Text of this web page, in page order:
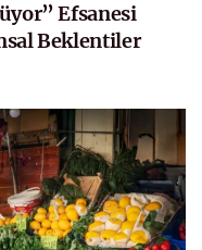
Efsanesi
Beklentiler